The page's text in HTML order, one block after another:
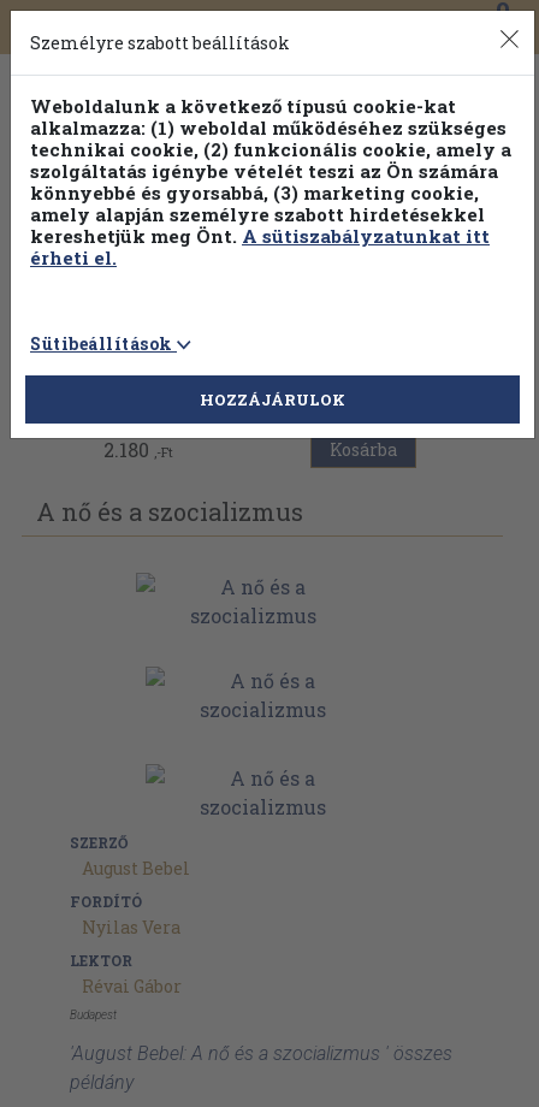
Toggle
navigation
0
Vissza az előző oldalra
2.180 ,-Ft Kosárba
A nő és a szocializmus
SZERZŐ
August Bebel
FORDÍTÓ
Nyilas Vera
LEKTOR
Révai Gábor
Budapest
'August Bebel: A nő és a szocializmus ' összes
példány
Személyre szabott beállítások
Weboldalunk a következő típusú cookie-kat
alkalmazza: (1) weboldal működéséhez szükséges
technikai cookie, (2) funkcionális cookie, amely a
szolgáltatás igénybe vételét teszi az Ön számára
könnyebbé és gyorsabbá, (3) marketing cookie,
amely alapján személyre szabott hirdetésekkel
kereshetjük meg Önt. A sütiszabályzatunkat itt
érheti el.
Sütibeállítások
HOZZÁJÁRULOK